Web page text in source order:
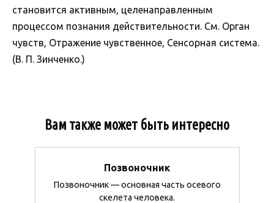
становится активным, целенаправленным
процессом познания действительности. См. Орган
чувств, Отражение чувственное, Сенсорная система.
(В. П. Зинченко.)
Вам также может быть интересно
Позвоночник
Позвоночник — основная часть осевого
скелета человека.